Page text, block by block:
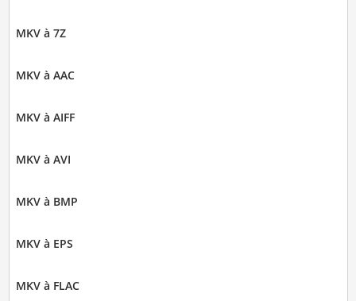
MKV à 7Z
MKV à AAC
MKV à AIFF
MKV à AVI
MKV à BMP
MKV à EPS
MKV à FLAC